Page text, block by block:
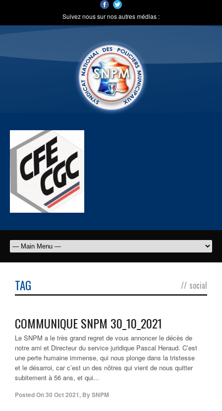
Suivez nous sur nos autres médias :
TAG // social
COMMUNIQUE SNPM 30_10_2021
Le SNPM a le très grand regret de vous annoncer le décès de
notre ami et Directeur du service juridique Pascal Heraud. C’est
une perte humaine immense, qui nous plonge dans la tristesse
et le désarroi, car c’est un des nôtres qui vient de nous quitter
subitement à 56 ans, et qui...
Posted On30 Oct 2021, BySNPM